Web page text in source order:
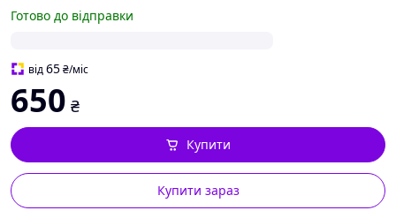
Готово до відправки
від65₴/міс
650 ₴
Купити зараз
Купити